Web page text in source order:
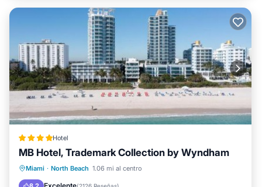
Hotel
MB Hotel, Trademark Collection by Wyndham
Miami · North Beach 1.06 mi al centro
Frente al mar Aparcamiento
Vista al mar